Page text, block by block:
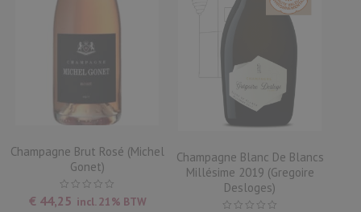
Champagne Brut Rosé (Michel
Gonet)
€ 44,25 incl. 21% BTW
Champagne Blanc De Blancs
Millésime 2019 (Gregoire
Desloges)